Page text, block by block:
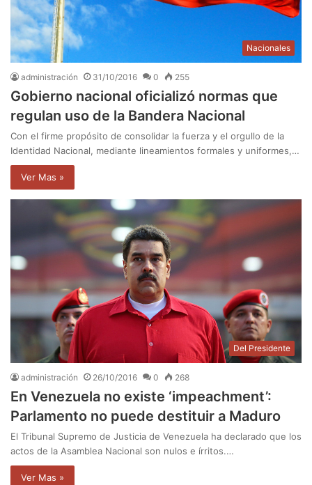
Nacionales
administración 31/10/2016 0 255
Gobierno nacional oficializó normas que
regulan uso de la Bandera Nacional
Con el firme propósito de consolidar la fuerza y el orgullo de la
Identidad Nacional, mediante lineamientos formales y uniformes,…
Ver Mas »
Del Presidente
administración 26/10/2016 0 268
En Venezuela no existe ‘impeachment’:
Parlamento no puede destituir a Maduro
El Tribunal Supremo de Justicia de Venezuela ha declarado que los
actos de la Asamblea Nacional son nulos e írritos.…
Ver Mas »